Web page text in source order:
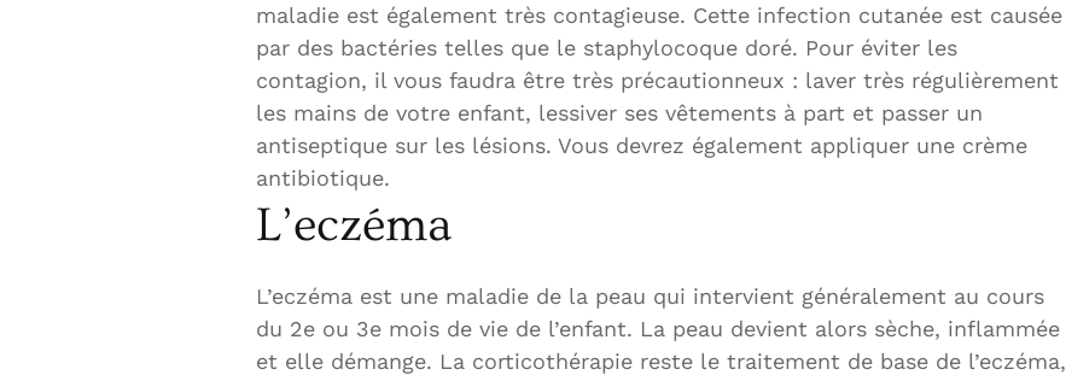
maladie est également très contagieuse. Cette infection cutanée est causée
par des bactéries telles que le staphylocoque doré. Pour éviter les
contagion, il vous faudra être très précautionneux : laver très régulièrement
les mains de votre enfant, lessiver ses vêtements à part et passer un
antiseptique sur les lésions. Vous devrez également appliquer une crème
antibiotique.
L’eczéma
L’eczéma est une maladie de la peau qui intervient généralement au cours
du 2e ou 3e mois de vie de l’enfant. La peau devient alors sèche, inflammée
et elle démange. La corticothérapie reste le traitement de base de l’eczéma,